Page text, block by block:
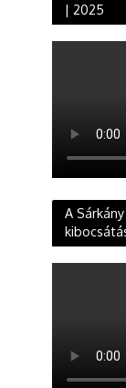
| 2025
A